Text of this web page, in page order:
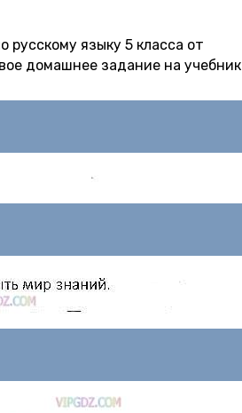
языку 5 класса от
домашнее задание на учебник